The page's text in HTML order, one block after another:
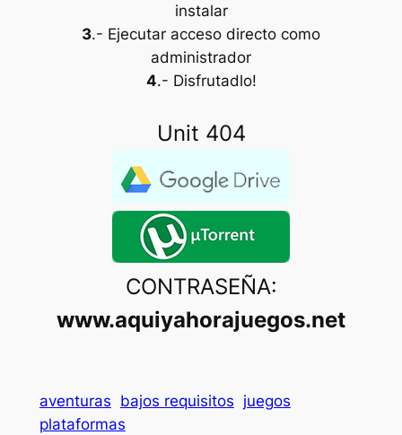
instalar
3.- Ejecutar acceso directo como
administrador
4.- Disfrutadlo!
Unit 404
CONTRASEÑA:
www.aquiyahorajuegos.net
aventuras bajos requisitos juegos
plataformas